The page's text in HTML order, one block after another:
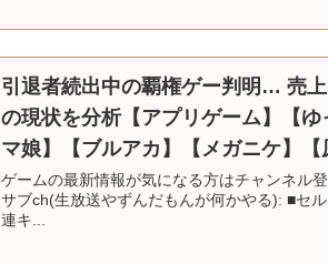
引退者続出中の覇権ゲー判明… 売
の現状を分析【アプリゲーム】【
マ娘】【ブルアカ】【メガニケ】【
ゲームの最新情報が気になる方はチャンネル
サブch(生放送やずんだもんが何かやる): ■セ
連キ...